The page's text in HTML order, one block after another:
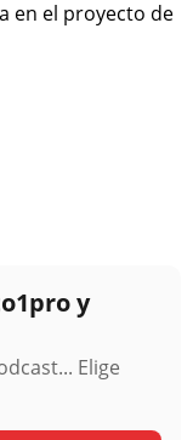
en el proyecto de
y
Elige